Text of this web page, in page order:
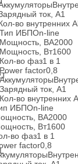
ток, А1
во внутренних
Тип ИБПOn-line
Мощность, ВА2000
Мощность, Вт1600
Кол-во фаз1 в 1
Power factor0,8
Зарядный ток, А1
Кол-во внутренних
ИБПOn-line
ВА2000
Вт1600
во фаз1 в 1
factor0,8